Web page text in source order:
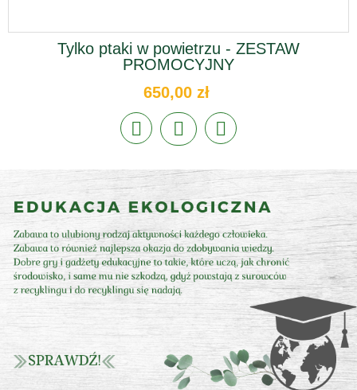
Tylko ptaki w powietrzu - ZESTAW
PROMOCYJNY
650,00 zł